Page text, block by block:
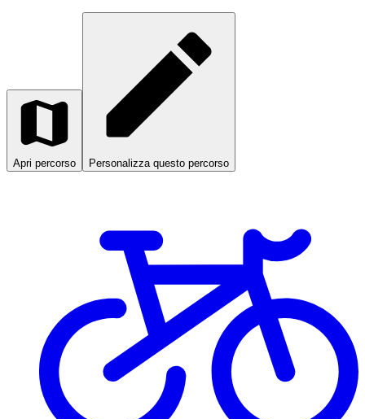
Apri percorso Personalizza questo percorso